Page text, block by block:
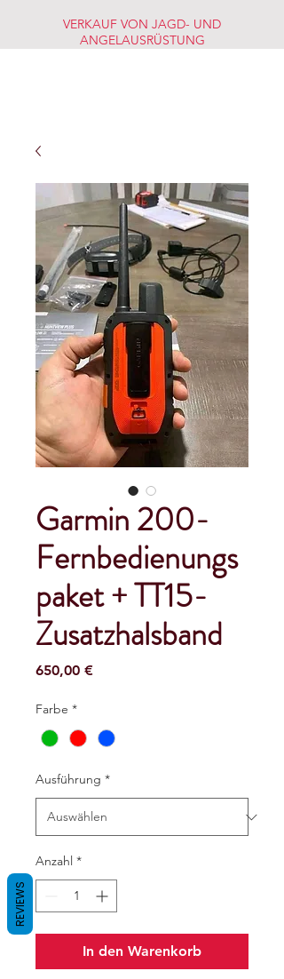
VERKAUF VON JAGD- UND
ANGELAUSRÜSTUNG
Garmin 200-
Fernbedienungs
paket + TT15-
Zusatzhalsband
650,00 €Preis
Farbe *
Ausführung *
Anzahl *
In den Warenkorb
REVIEWS